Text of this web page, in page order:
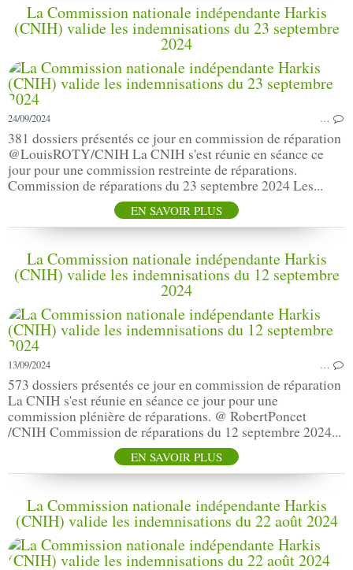
La Commission nationale indépendante Harkis
(CNIH) valide les indemnisations du 23 septembre
2024
24/09/2024 …
381 dossiers présentés ce jour en commission de réparation
@LouisROTY/CNIH La CNIH s'est réunie en séance ce
jour pour une commission restreinte de réparations.
Commission de réparations du 23 septembre 2024 Les...
EN SAVOIR PLUS
La Commission nationale indépendante Harkis
(CNIH) valide les indemnisations du 12 septembre
2024
13/09/2024 …
573 dossiers présentés ce jour en commission de réparation
La CNIH s'est réunie en séance ce jour pour une
commission plénière de réparations. @ RobertPoncet
/CNIH Commission de réparations du 12 septembre 2024...
EN SAVOIR PLUS
La Commission nationale indépendante Harkis
(CNIH) valide les indemnisations du 22 août 2024